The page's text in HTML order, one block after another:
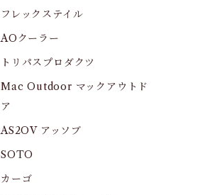
フレックステイル
AOクーラー
トリパスプロダクツ
Mac Outdoor マックアウトド
ア
AS2OV アッソブ
SOTO
カーゴ